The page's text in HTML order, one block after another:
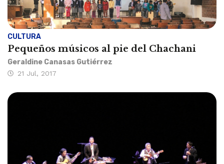
CULTURA
Pequeños músicos al pie del Chachani
Geraldine Canasas Gutiérrez
21 Jul, 2017